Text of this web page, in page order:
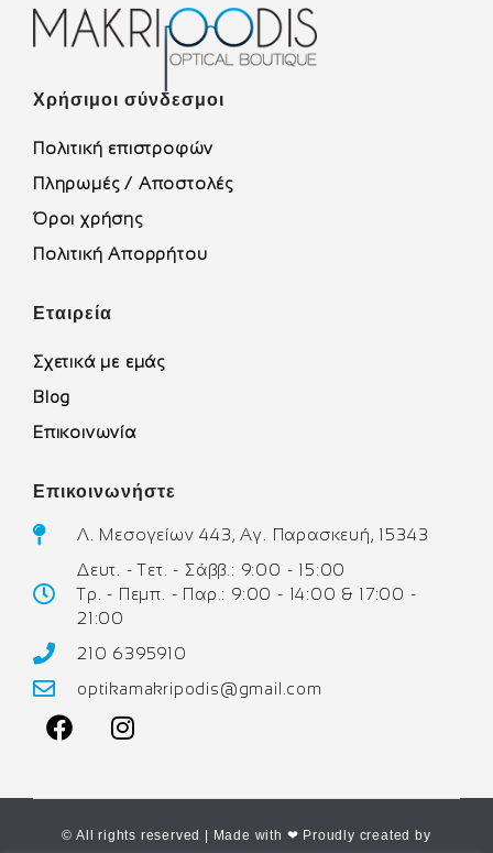
Χρήσιμοι σύνδεσμοι
Πολιτική επιστροφών
Πληρωμές / Αποστολές
Όροι χρήσης
Πολιτική Απορρήτου
Εταιρεία
Σχετικά με εμάς
Blog
Επικοινωνία
Επικοινωνήστε
Λ. Μεσογείων 443, Αγ. Παρασκευή, 15343
Δευτ. - Τετ. - Σάββ.: 9:00 - 15:00
Τρ. - Πεμπ. - Παρ.: 9:00 - 14:00 & 17:00 -
21:00
210 6395910
optikamakripodis@gmail.com
© All rights reserved | Made with ❤ Proudly created by